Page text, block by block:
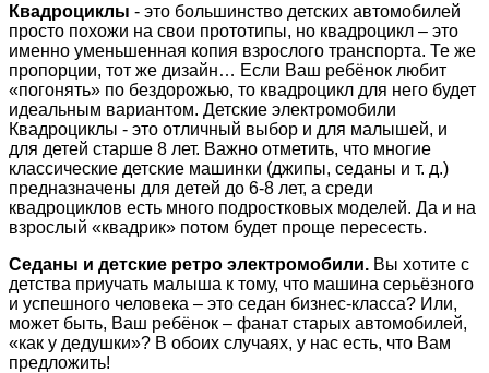
Квадроциклы - это большинство детских автомобилей
просто похожи на свои прототипы, но квадроцикл – это
именно уменьшенная копия взрослого транспорта. Те же
пропорции, тот же дизайн… Если Ваш ребёнок любит
«погонять» по бездорожью, то квадроцикл для него будет
идеальным вариантом. Детские электромобили
Квадроциклы - это отличный выбор и для малышей, и
для детей старше 8 лет. Важно отметить, что многие
классические детские машинки (джипы, седаны и т. д.)
предназначены для детей до 6-8 лет, а среди
квадроциклов есть много подростковых моделей. Да и на
взрослый «квадрик» потом будет проще пересесть.
Седаны и детские ретро электромобили. Вы хотите с
детства приучать малыша к тому, что машина серьёзного
и успешного человека – это седан бизнес-класса? Или,
может быть, Ваш ребёнок – фанат старых автомобилей,
«как у дедушки»? В обоих случаях, у нас есть, что Вам
предложить!